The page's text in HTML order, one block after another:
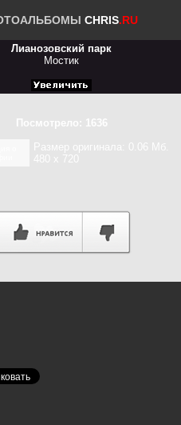
CHRIS.RU
Лианозовский парк
Мостик
Посмотрело: 1636
Размер оригинала: 0.06 Мб.
480 x 720